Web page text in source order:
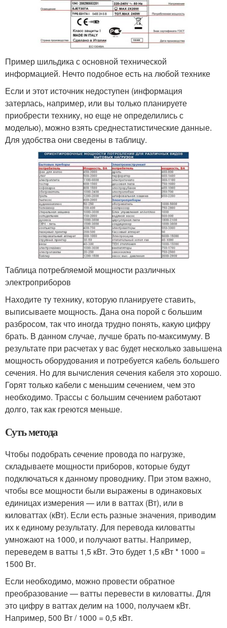
Пример шильдика с основной технической
информацией. Нечто подобное есть на любой технике
Если и этот источник недоступен (информация
затерлась, например, или вы только планируете
приобрести технику, но еще не определились с
моделью), можно взять среднестатистические данные.
Для удобства они сведены в таблицу.
Таблица потребляемой мощности различных
электроприборов
Находите ту технику, которую планируете ставить,
выписываете мощность. Дана она порой с большим
разбросом, так что иногда трудно понять, какую цифру
брать. В данном случае, лучше брать по-максимуму. В
результате при расчетах у вас будет несколько завышена
мощность оборудования и потребуется кабель большего
сечения. Но для вычисления сечения кабеля это хорошо.
Горят только кабели с меньшим сечением, чем это
необходимо. Трассы с большим сечением работают
долго, так как греются меньше.
Суть метода
Чтобы подобрать сечение провода по нагрузке,
складываете мощности приборов, которые будут
подключаться к данному проводнику. При этом важно,
чтобы все мощности были выражены в одинаковых
единицах измерения — или в ваттах (Вт), или в
киловаттах (кВт). Если есть разные значения, приводим
их к единому результату. Для перевода киловатты
умножают на 1000, и получают ватты. Например,
переведем в ватты 1,5 кВт. Это будет 1,5 кВт * 1000 =
1500 Вт.
Если необходимо, можно провести обратное
преобразование — ватты перевести в киловатты. Для
это цифру в ваттах делим на 1000, получаем кВт.
Например, 500 Вт / 1000 = 0,5 кВт.